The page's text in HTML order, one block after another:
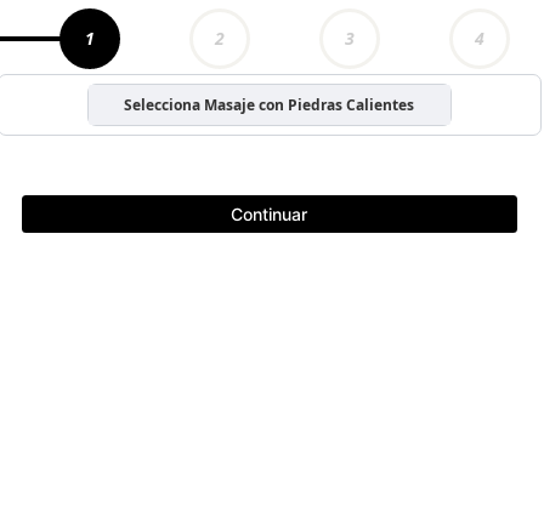
1 2 3 4
Selecciona Masaje con Piedras Calientes
Continuar